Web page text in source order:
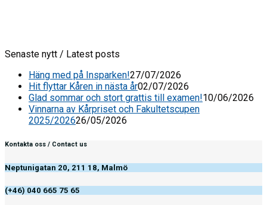
Senaste nytt / Latest posts
Häng med på Insparken!27/07/2026
Hit flyttar Kåren in nästa år02/07/2026
Glad sommar och stort grattis till examen!10/06/2026
Vinnarna av Kårpriset och Fakultetscupen
2025/202626/05/2026
Kontakta oss / Contact us
Neptunigatan 20, 211 18, Malmö
(+46) 040 665 75 65